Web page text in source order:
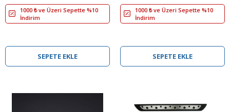
1000 ₺ ve Üzeri Sepette %10
İndirim
SEPETE EKLE
1000 ₺ ve Üzeri Sepette %10
İndirim
SEPETE EKLE